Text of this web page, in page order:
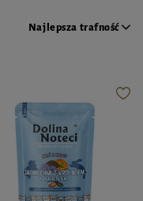
Najlepsza trafność